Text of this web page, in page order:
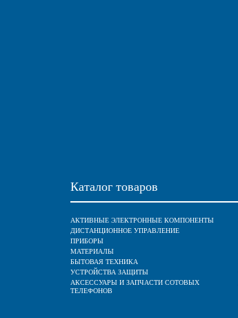
Каталог товаров
АКТИВНЫЕ ЭЛЕКТРОННЫЕ КОМПОНЕНТЫ
ДИСТАНЦИОННОЕ УПРАВЛЕНИЕ
ПРИБОРЫ
МАТЕРИАЛЫ
БЫТОВАЯ ТЕХНИКА
УСТРОЙСТВА ЗАЩИТЫ
АКСЕССУАРЫ И ЗАПЧАСТИ СОТОВЫХ
ТЕЛЕФОНОВ